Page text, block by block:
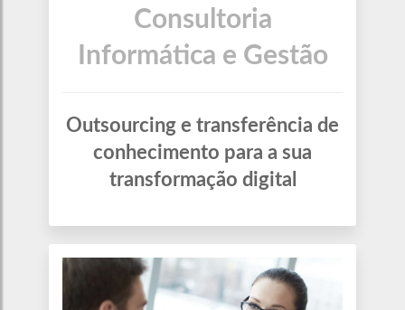
Consultoria
Informática e Gestão
Outsourcing e transferência de
conhecimento para a sua
transformação digital